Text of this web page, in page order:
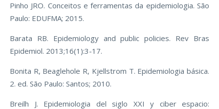
Pinho JRO. Conceitos e ferramentas da epidemiologia. São
Paulo: EDUFMA; 2015.
Barata RB. Epidemiology and public policies. Rev Bras
Epidemiol. 2013;16(1):3-17.
Bonita R, Beaglehole R, Kjellstrom T. Epidemiologia básica.
2. ed. São Paulo: Santos; 2010.
Breilh J. Epidemiologia del siglo XXI y ciber espacio: